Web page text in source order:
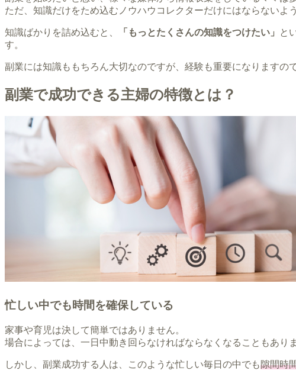
ただ、知識だけをため込むノウハウコレクターだけにはならないよ
知識ばかりを詰め込むと、 「もっとたくさんの知識をつけたい」 と
す。
副業には知識ももちろん大切なのですが、経験も重要になりますの
副業で成功できる主婦の特徴とは？
忙しい中でも時間を確保している
家事や育児は決して簡単ではありません。
場合によっては、一日中動き回らなければならなくなることもあり
しかし、副業成功する人は、このような忙しい毎日の中でも隙間時